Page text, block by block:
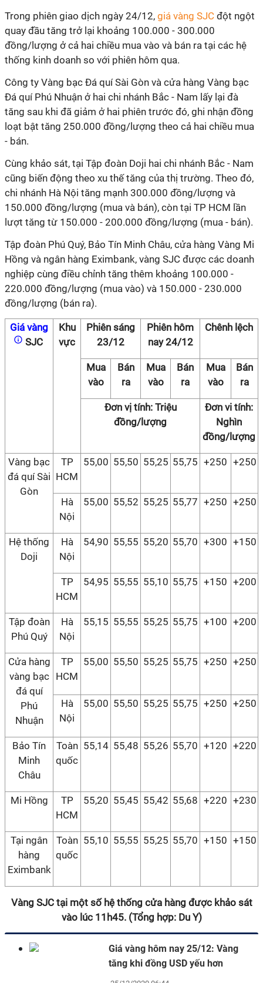
Trong phiên giao dịch ngày 24/12, giá vàng SJC đột ngột
quay đầu tăng trở lại khoảng 100.000 - 300.000
đồng/lượng ở cả hai chiều mua vào và bán ra tại các hệ
thống kinh doanh so với phiên hôm qua.
Công ty Vàng bạc Đá quí Sài Gòn và cửa hàng Vàng bạc
Đá quí Phú Nhuận ở hai chi nhánh Bắc - Nam lấy lại đà
tăng sau khi đã giảm ở hai phiên trước đó, ghi nhận đồng
loạt bật tăng 250.000 đồng/lượng theo cả hai chiều mua
- bán.
Cùng khảo sát, tại Tập đoàn Doji hai chi nhánh Bắc - Nam
cũng biến động theo xu thế tăng của thị trường. Theo đó,
chi nhánh Hà Nội tăng mạnh 300.000 đồng/lượng và
150.000 đồng/lượng (mua và bán), còn tại TP HCM lần
lượt tăng từ 150.000 - 200.000 đồng/lượng (mua - bán).
Tập đoàn Phú Quý, Bảo Tín Minh Châu, cửa hàng Vàng Mi
Hồng và ngân hàng Eximbank, vàng SJC được các doanh
nghiệp cùng điều chỉnh tăng thêm khoảng 100.000 -
220.000 đồng/lượng (mua vào) và 150.000 - 230.000
đồng/lượng (bán ra).
Giá vàng
SJC
Khu
vực
Phiên sáng
23/12
Phiên hôm
nay 24/12
Chênh lệch
Mua
vào
Bán
ra
Mua
vào
Bán
ra
Mua
vào
Bán
ra
Đơn vị tính: Triệu
đồng/lượng
Đơn vi tính:
Nghìn
đồng/lượng
Vàng bạc
đá quí Sài
Gòn
TP
HCM
55,00 55,50 55,25 55,75 +250 +250
Hà
Nội
55,00 55,52 55,25 55,77 +250 +250
Hệ thống
Doji
Hà
Nội
54,90 55,55 55,20 55,70 +300 +150
TP
HCM
54,95 55,55 55,10 55,75 +150 +200
Tập đoàn
Phú Quý
Hà
Nội
55,15 55,55 55,25 55,75 +100 +200
Cửa hàng
vàng bạc
đá quí
Phú
Nhuận
TP
HCM
55,00 55,50 55,25 55,75 +250 +250
Hà
Nội
55,00 55,50 55,25 55,75 +250 +250
Bảo Tín
Minh
Châu
Toàn
quốc
55,14 55,48 55,26 55,70 +120 +220
Mi Hồng
TP
HCM
55,20 55,45 55,42 55,68 +220 +230
Tại ngân
hàng
Eximbank
Toàn
quốc
55,10 55,55 55,25 55,70 +150 +150
Vàng SJC tại một số hệ thống cửa hàng được khảo sát
vào lúc 11h45. (Tổng hợp: Du Y)
Giá vàng hôm nay 25/12: Vàng
tăng khi đồng USD yếu hơn